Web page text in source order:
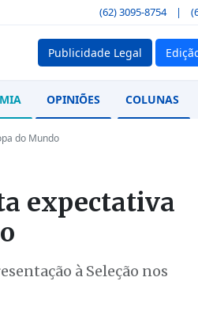
(62) 3095-8754 |
Publicidade Legal
OPINIÕES COLUNAS
do Mundo
expectativa
à Seleção nos